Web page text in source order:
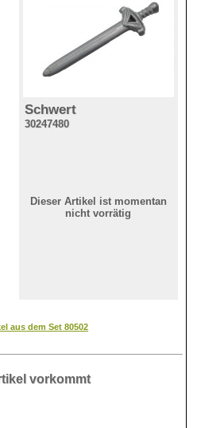
Schwert
30247480
Dieser Artikel ist momentan
nicht vorrätig
aus dem Set 80502
vorkommt